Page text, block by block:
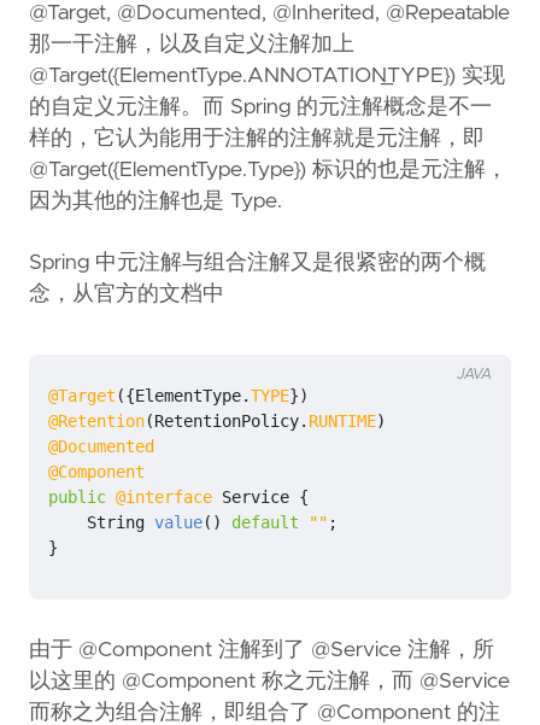
@Target, @Documented, @Inherited, @Repeatable
那一干注解，以及自定义注解加上
@Target({ElementType.ANNOTATION_TYPE}) 实现
的自定义元注解。而 Spring 的元注解概念是不一
样的，它认为能用于注解的注解就是元注解，即
@Target({ElementType.Type}) 标识的也是元注解，
因为其他的注解也是 Type.
Spring 中元注解与组合注解又是很紧密的两个概
念，从官方的文档中
@Target ({ElementType.TYPE})
@Retention(RetentionPolicy. RUNTIME)
@Documented
@Component
public @interface Service {
String value() default "" ;
}
JAVA
由于 @Component 注解到了 @Service 注解，所
以这里的 @Component 称之元注解，而 @Service
而称之为组合注解，即组合了 @Component 的注